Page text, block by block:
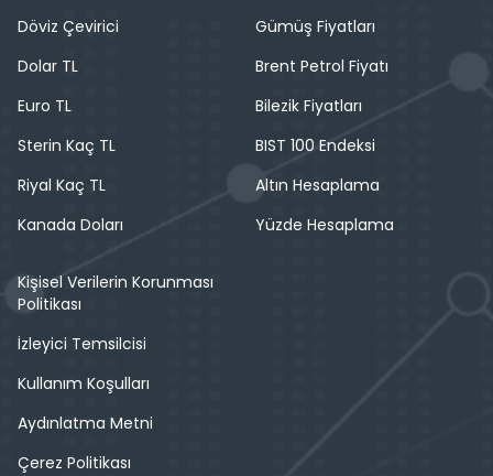
Döviz Çevirici
Dolar TL
Euro TL
Sterin Kaç TL
Riyal Kaç TL
Kanada Doları
Gümüş Fiyatları
Brent Petrol Fiyatı
Bilezik Fiyatları
BIST 100 Endeksi
Altın Hesaplama
Yüzde Hesaplama
Kişisel Verilerin Korunması
Politikası
İzleyici Temsilcisi
Kullanım Koşulları
Aydınlatma Metni
Çerez Politikası